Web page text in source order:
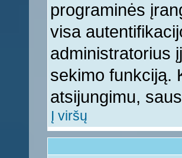
programinės
visa
administratorius
sekimo funkciją.
atsijungimu,
Į viršų